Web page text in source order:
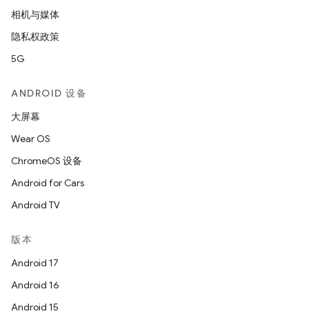
相机与媒体
隐私权政策
5G
ANDROID 设备
大屏幕
Wear OS
ChromeOS 设备
Android for Cars
Android TV
版本
Android 17
Android 16
Android 15